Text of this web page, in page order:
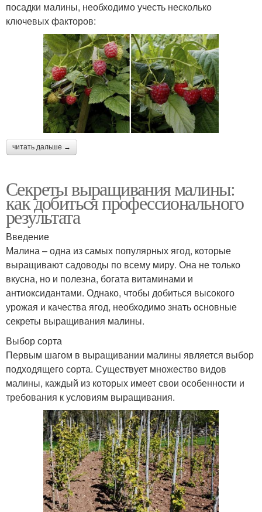
посадки малины, необходимо учесть несколько
ключевых факторов:
читать дальше →
Секреты выращивания малины:
как добиться профессионального
результата
Введение
Малина – одна из самых популярных ягод, которые
выращивают садоводы по всему миру. Она не только
вкусна, но и полезна, богата витаминами и
антиоксидантами. Однако, чтобы добиться высокого
урожая и качества ягод, необходимо знать основные
секреты выращивания малины.
Выбор сорта
Первым шагом в выращивании малины является выбор
подходящего сорта. Существует множество видов
малины, каждый из которых имеет свои особенности и
требования к условиям выращивания.